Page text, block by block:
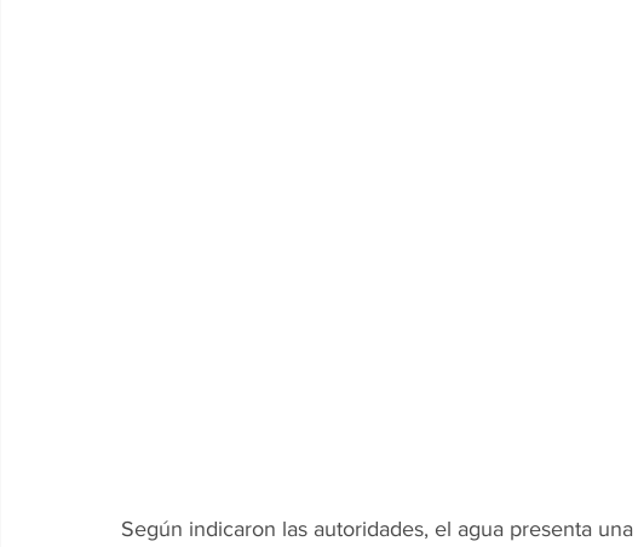
Según indicaron las autoridades, el agua presenta una